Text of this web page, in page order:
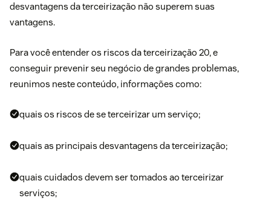
desvantagens da terceirização não superem suas
vantagens.
Para você entender os riscos da terceirização 20, e
conseguir prevenir seu negócio de grandes problemas,
reunimos neste conteúdo, informações como:
quais os riscos de se terceirizar um serviço;
quais as principais desvantagens da terceirização;
quais cuidados devem ser tomados ao terceirizar
serviços;